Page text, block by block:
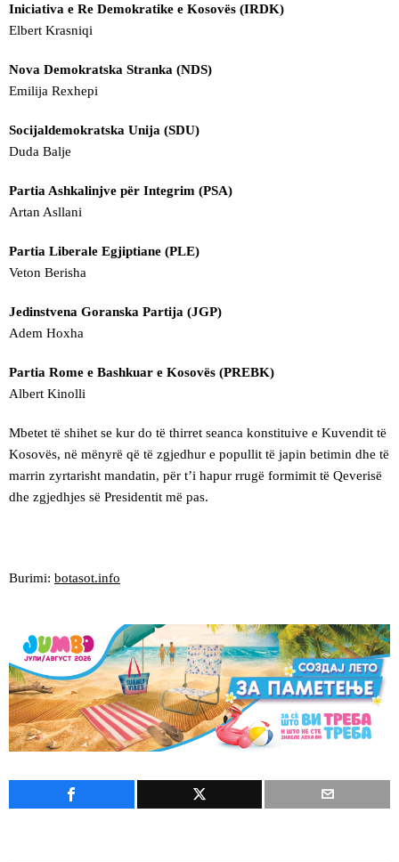
Iniciativa e Re Demokratike e Kosovës (IRDK)
Elbert Krasniqi
Nova Demokratska Stranka (NDS)
Emilija Rexhepi
Socijaldemokratska Unija (SDU)
Duda Balje
Partia Ashkalinjve për Integrim (PSA)
Artan Asllani
Partia Liberale Egjiptiane (PLE)
Veton Berisha
Jedinstvena Goranska Partija (JGP)
Adem Hoxha
Partia Rome e Bashkuar e Kosovës (PREBK)
Albert Kinolli
Mbetet të shihet se kur do të thirret seanca konstituive e Kuvendit të
Kosovës, në mënyrë që të zgjedhur e popullit të japin betimin dhe të
marrin zyrtarisht mandatin, për t’i hapur rrugë formimit të Qeverisë
dhe zgjedhjes së Presidentit më pas.
Burimi: botasot.info